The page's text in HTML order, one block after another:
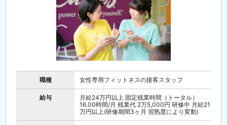
職種 女性専用フィットネスの接客スタッフ
給与
月給24万円以上 固定残業時間（トータル）
16.00時間/月 残業代 2万5,000円 研修中 月給21
万円以上(研修期間3ヶ月 習熟度により変動)